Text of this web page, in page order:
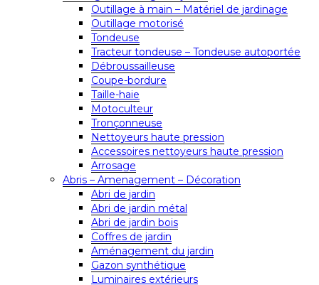
Outillage à main – Matériel de jardinage
Outillage motorisé
Tondeuse
Tracteur tondeuse – Tondeuse autoportée
Débroussailleuse
Coupe-bordure
Taille-haie
Motoculteur
Tronçonneuse
Nettoyeurs haute pression
Accessoires nettoyeurs haute pression
Arrosage
Abris – Amenagement – Décoration
Abri de jardin
Abri de jardin métal
Abri de jardin bois
Coffres de jardin
Aménagement du jardin
Gazon synthétique
Luminaires extérieurs